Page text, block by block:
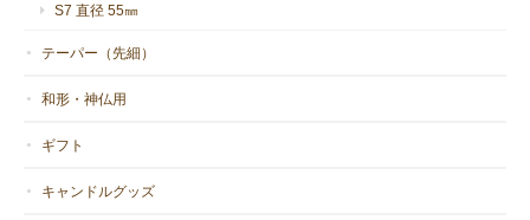
S7 直径 55㎜
テーパー（先細）
和形・神仏用
ギフト
キャンドルグッズ